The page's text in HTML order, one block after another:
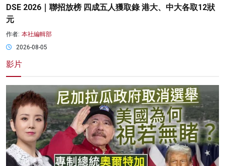
DSE 2026｜聯招放榜 四成五人獲取錄 港大、中大各取12狀
元
作者: 本社編輯部
2026-08-05
影片